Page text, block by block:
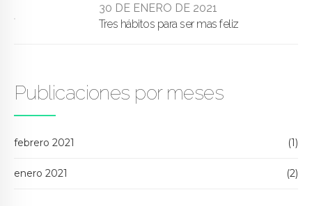
30 DE ENERO DE 2021
Tres hábitos para ser mas feliz
Publicaciones por meses
febrero 2021 (1)
enero 2021 (2)